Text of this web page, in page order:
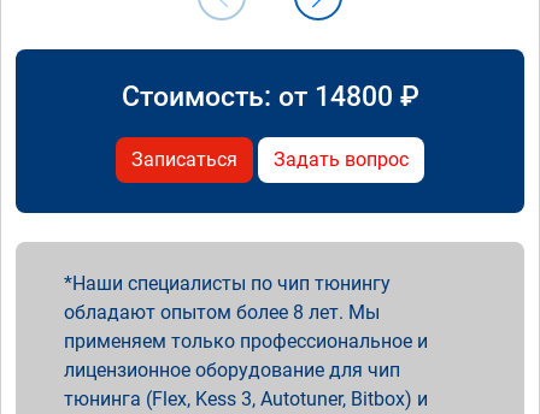
Стоимость: от 14800 ₽
Записаться Задать вопрос
Наши специалисты по чип тюнингу
обладают опытом более 8 лет. Мы
применяем только профессиональное и
лицензионное оборудование для чип
тюнинга (Flex, Kess 3, Autotuner, Bitbox) и